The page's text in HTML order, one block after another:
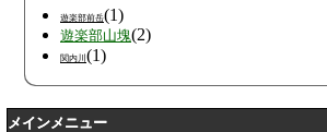
遊楽部前岳(1)
遊楽部山塊(2)
関内川(1)
メインメニュー